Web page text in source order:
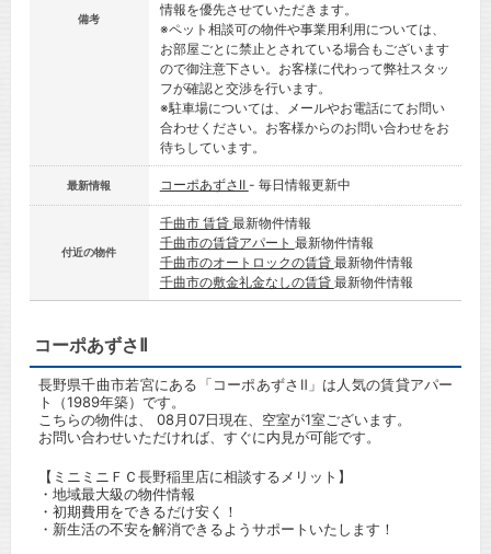
備考
情報を優先させていただきます。
※ペット相談可の物件や事業用利用については、
お部屋ごとに禁止とされている場合もございます
ので御注意下さい。お客様に代わって弊社スタッ
フが確認と交渉を行います。
※駐車場については、メールやお電話にてお問い
合わせください。お客様からのお問い合わせをお
待ちしています。
最新情報 コーポあずさⅡ - 毎日情報更新中
付近の物件
千曲市 賃貸 最新物件情報
千曲市の賃貸アパート 最新物件情報
千曲市のオートロックの賃貸 最新物件情報
千曲市の敷金礼金なしの賃貸 最新物件情報
コーポあずさⅡ
長野県千曲市若宮にある「コーポあずさⅡ」は人気の賃貸アパー
ト（1989年築）です。
こちらの物件は、 08月07日現在、空室が1室ございます。
お問い合わせいただければ、すぐに内見が可能です。
【ミニミニＦＣ長野稲里店に相談するメリット】
・地域最大級の物件情報
・初期費用をできるだけ安く！
・新生活の不安を解消できるようサポートいたします！